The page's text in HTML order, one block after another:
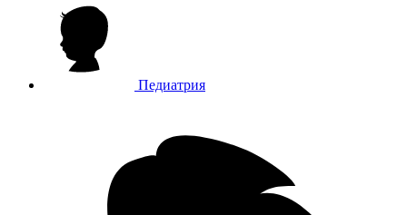
Педиатрия